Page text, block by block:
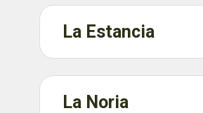
La Estancia
La Noria